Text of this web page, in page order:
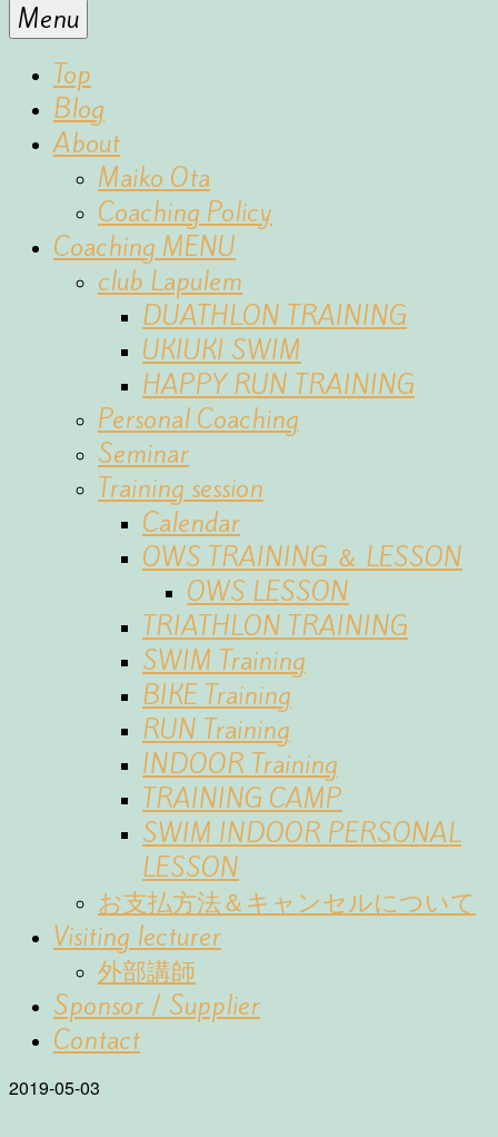
for
the
sports
Menu
Top
Blog
About
Maiko Ota
Coaching Policy
Coaching MENU
club Lapulem
DUATHLON TRAINING
UKIUKI SWIM
HAPPY RUN TRAINING
Personal Coaching
Seminar
Training session
Calendar
OWS TRAINING ＆ LESSON
OWS LESSON
TRIATHLON TRAINING
SWIM Training
BIKE Training
RUN Training
INDOOR Training
TRAINING CAMP
SWIM INDOOR PERSONAL
LESSON
お支払方法＆キャンセルについて
Visiting lecturer
外部講師
Sponsor / Supplier
Contact
2019-05-03